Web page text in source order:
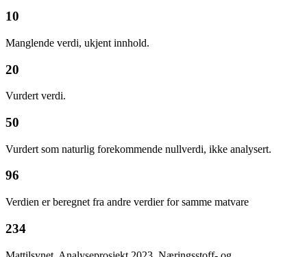
10
Manglende verdi, ukjent innhold.
20
Vurdert verdi.
50
Vurdert som naturlig forekommende nullverdi, ikke analysert.
96
Verdien er beregnet fra andre verdier for samme matvare
234